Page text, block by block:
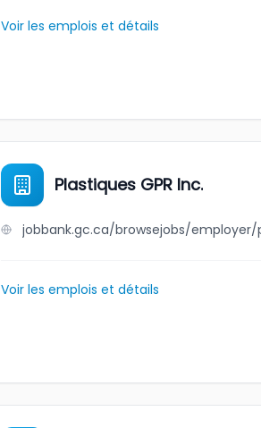
Voir les emplois et détails
Plastiques GPR Inc.
Voir les emplois et détails